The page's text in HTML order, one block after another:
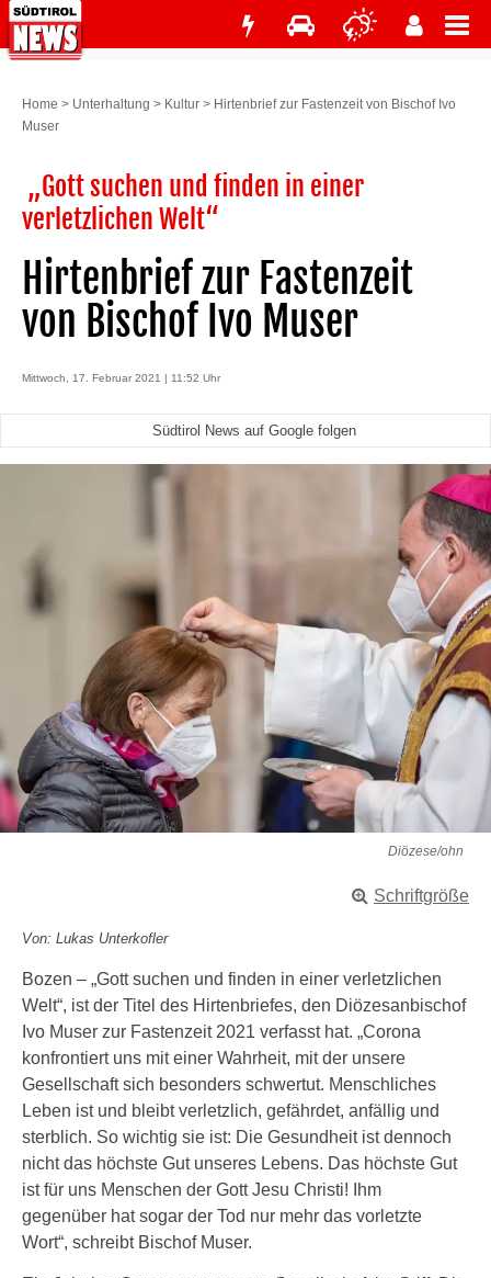
Home > Unterhaltung > Kultur > Hirtenbrief zur Fastenzeit von Bischof Ivo
Muser
„Gott suchen und finden in einer
verletzlichen Welt“
Hirtenbrief zur Fastenzeit
von Bischof Ivo Muser
Mittwoch, 17. Februar 2021 | 11:52 Uhr
Südtirol News auf Google folgen
Diözese/ohn
Schriftgröße
Von: Lukas Unterkofler
Bozen – „Gott suchen und finden in einer verletzlichen
Welt“, ist der Titel des Hirtenbriefes, den Diözesanbischof
Ivo Muser zur Fastenzeit 2021 verfasst hat. „Corona
konfrontiert uns mit einer Wahrheit, mit der unsere
Gesellschaft sich besonders schwertut. Menschliches
Leben ist und bleibt verletzlich, gefährdet, anfällig und
sterblich. So wichtig sie ist: Die Gesundheit ist dennoch
nicht das höchste Gut unseres Lebens. Das höchste Gut
ist für uns Menschen der Gott Jesu Christi! Ihm
gegenüber hat sogar der Tod nur mehr das vorletzte
Wort“, schreibt Bischof Muser.